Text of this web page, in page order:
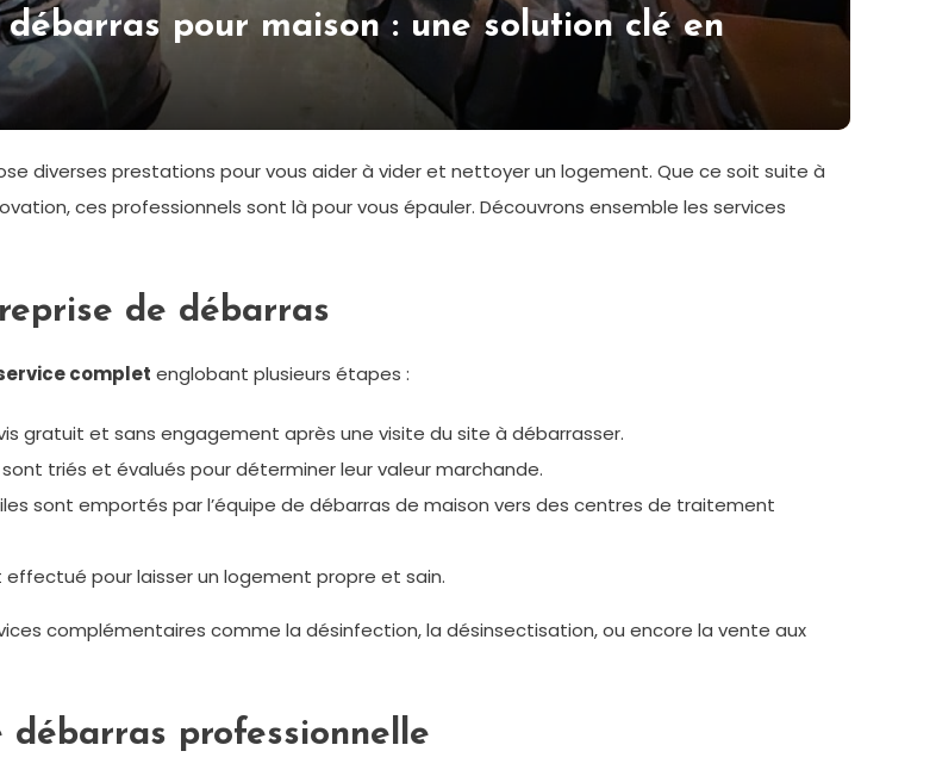
pour maison : une solution clé en
diverses prestations pour vous aider à vider et nettoyer un logement. Que ce soit suite à
ces professionnels sont là pour vous épauler. Découvrons ensemble les services
de débarras
complet englobant plusieurs étapes :
gratuit et sans engagement après une visite du site à débarrasser.
triés et évalués pour déterminer leur valeur marchande.
sont emportés par l’équipe de débarras de maison vers des centres de traitement
pour laisser un logement propre et sain.
complémentaires comme la désinfection, la désinsectisation, ou encore la vente aux
débarras professionnelle